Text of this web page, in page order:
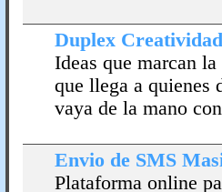
Duplex Creatividad
Ideas que marcan
que llega a quienes
vaya de la mano
Envio de SMS
Plataforma online